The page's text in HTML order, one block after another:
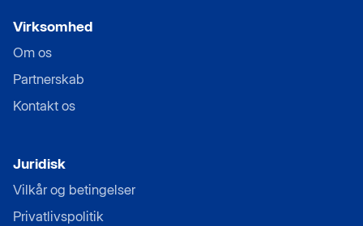
Virksomhed
Om os
Partnerskab
Kontakt os
Juridisk
Vilkår og betingelser
Privatlivspolitik